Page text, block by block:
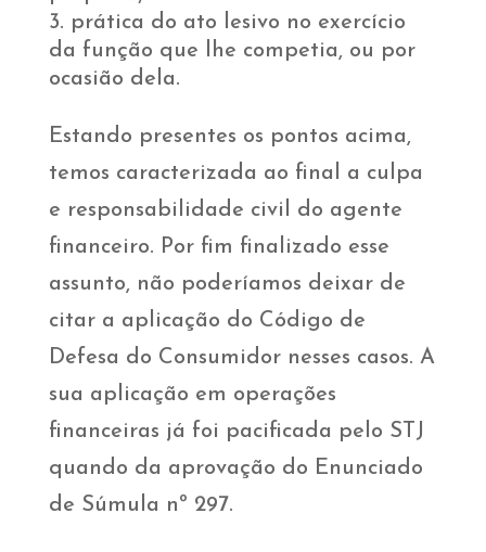
prática do ato lesivo no exercício
da função que lhe competia, ou por
ocasião dela.
Estando presentes os pontos acima,
temos caracterizada ao final a culpa
e responsabilidade civil do agente
financeiro. Por fim finalizado esse
assunto, não poderíamos deixar de
citar a aplicação do Código de
Defesa do Consumidor nesses casos. A
sua aplicação em operações
financeiras já foi pacificada pelo STJ
quando da aprovação do Enunciado
de Súmula nº 297.